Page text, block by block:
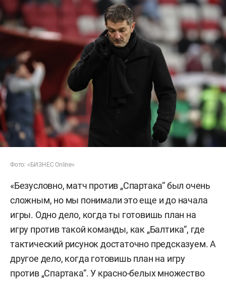
Фото: «БИЗНЕС Online»
«Безусловно, матч против „Спартака“ был очень
сложным, но мы понимали это еще и до начала
игры. Одно дело, когда ты готовишь план на
игру против такой команды, как „Балтика“, где
тактический рисунок достаточно предсказуем. А
другое дело, когда готовишь план на игру
против „Спартака“. У красно-белых множество